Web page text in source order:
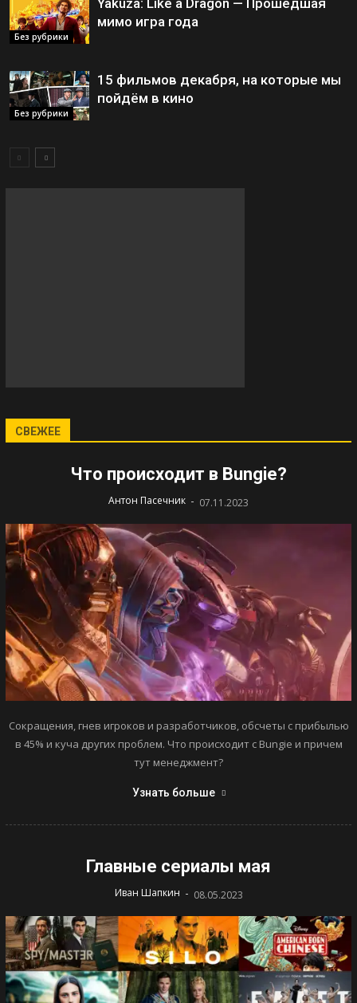
Без рубрики
Yakuza: Like a Dragon — Прошедшая
мимо игра года
Без рубрики
15 фильмов декабря, на которые мы
пойдём в кино
СВЕЖЕЕ
Что происходит в Bungie?
Антон Пасечник - 07.11.2023
Сокращения, гнев игроков и разработчиков, обсчеты с прибылью
в 45% и куча других проблем. Что происходит с Bungie и причем
тут менеджмент?
Узнать больше
Главные сериалы мая
Иван Шапкин - 08.05.2023